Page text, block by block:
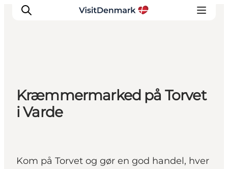
Inspiration
Destinationer
Oplevelser
Kræmmermarked på Torvet
i Varde
Kom på Torvet og gør en god handel, hver